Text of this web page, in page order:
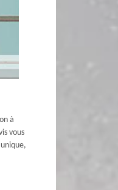
à
vous